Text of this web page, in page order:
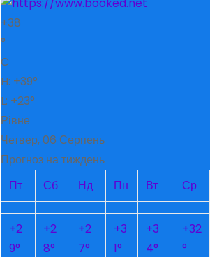
+38
°
C
H: +39°
L: +23°
Рівне
Четвер, 06 Серпень
Прогноз на тиждень
Пт
Сб Нд Пн Вт Ср
+2
9°
+2
8°
+2
7°
+3
1°
+3
4°
+32
°